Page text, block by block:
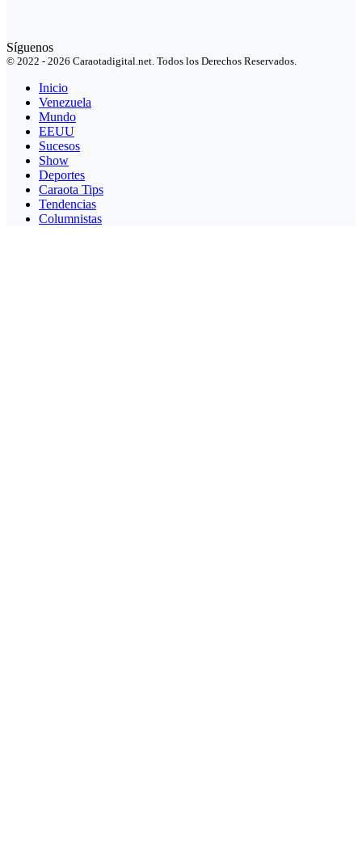
Síguenos
© 2022 - 2026 Caraotadigital.net. Todos los Derechos Reservados.
Inicio
Venezuela
Mundo
EEUU
Sucesos
Show
Deportes
Caraota Tips
Tendencias
Columnistas